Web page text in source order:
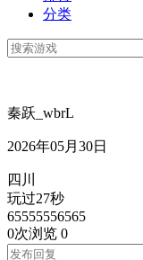
分类
秦跃_wbrL
2026年05月30日
四川
玩过27秒
65555556565
0次浏览 0